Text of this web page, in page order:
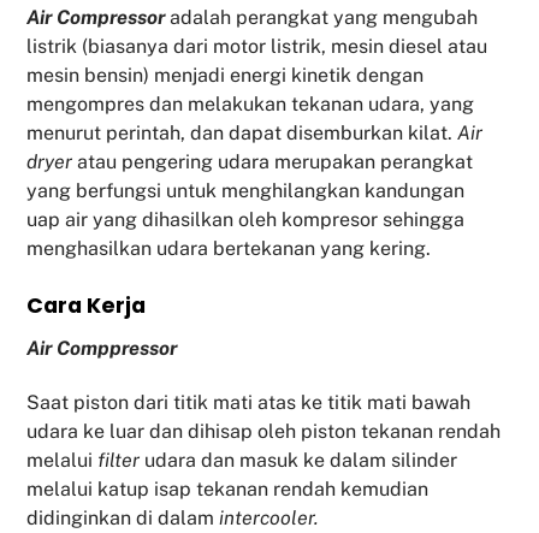
Air Compressoradalah perangkat yang mengubah
listrik (biasanya dari motor listrik, mesin diesel atau
mesin bensin) menjadi energi kinetik dengan
mengompres dan melakukan tekanan udara, yang
menurut perintah, dan dapat disemburkan kilat.Air
dryer atau pengering udara merupakan perangkat
yang berfungsi untuk menghilangkan kandungan
uap air yang dihasilkan oleh kompresor sehingga
menghasilkan udara bertekanan yang kering.
Cara Kerja
Air Comppressor
Saat piston dari titik mati atas ke titik mati bawah
udara ke luar dan dihisap oleh piston tekanan rendah
melalui filter udara dan masuk ke dalam silinder
melalui katup isap tekanan rendah kemudian
didinginkan di dalamintercooler.